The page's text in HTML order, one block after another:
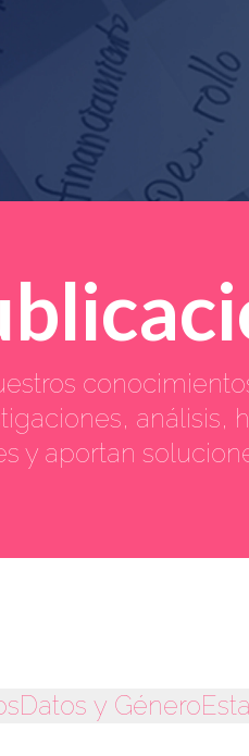
análisis,
y aportan
Datos y Género